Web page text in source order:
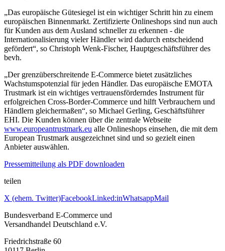
„Das europäische Gütesiegel ist ein wichtiger Schritt hin zu einem
europäischen Binnenmarkt. Zertifizierte Onlineshops sind nun auch
für Kunden aus dem Ausland schneller zu erkennen - die
Internationalisierung vieler Händler wird dadurch entscheidend
gefördert“, so Christoph Wenk-Fischer, Hauptgeschäftsführer des
bevh.
„Der grenzüberschreitende E-Commerce bietet zusätzliches
Wachstumspotenzial für jeden Händler. Das europäische EMOTA
Trustmark ist ein wichtiges vertrauensförderndes Instrument für
erfolgreichen Cross-Border-Commerce und hilft Verbrauchern und
Händlern gleichermaßen“, so Michael Gerling, Geschäftsführer
EHI. Die Kunden können über die zentrale Webseite
www.europeantrustmark.eu alle Onlineshops einsehen, die mit dem
European Trustmark ausgezeichnet sind und so gezielt einen
Anbieter auswählen.
Pressemitteilung als PDF downloaden
teilen
X (ehem. Twitter)FacebookLinked:inWhatsappMail
Bundesverband E-Commerce und
Versandhandel Deutschland e.V.
Friedrichstraße 60